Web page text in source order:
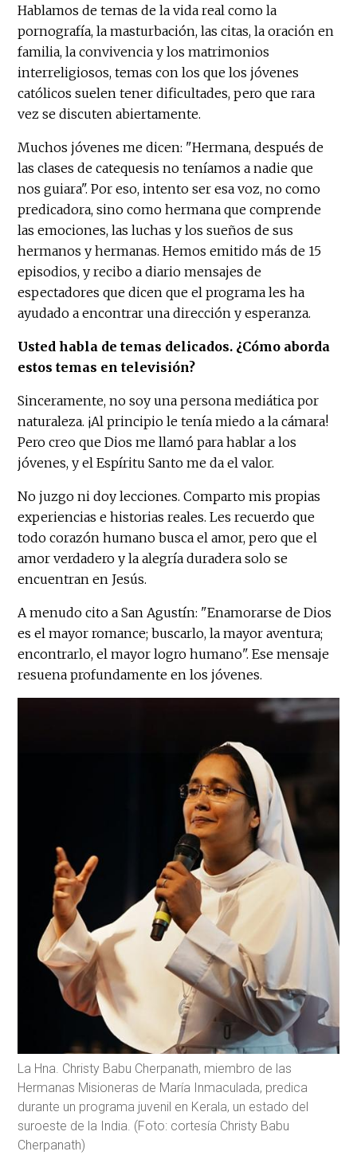
Hablamos de temas de la vida real como la
pornografía, la masturbación, las citas, la oración en
familia, la convivencia y los matrimonios
interreligiosos, temas con los que los jóvenes
católicos suelen tener dificultades, pero que rara
vez se discuten abiertamente.
Muchos jóvenes me dicen: "Hermana, después de
las clases de catequesis no teníamos a nadie que
nos guiara". Por eso, intento ser esa voz, no como
predicadora, sino como hermana que comprende
las emociones, las luchas y los sueños de sus
hermanos y hermanas. Hemos emitido más de 15
episodios, y recibo a diario mensajes de
espectadores que dicen que el programa les ha
ayudado a encontrar una dirección y esperanza.
Usted habla de temas delicados. ¿Cómo aborda
estos temas en televisión?
Sinceramente, no soy una persona mediática por
naturaleza. ¡Al principio le tenía miedo a la cámara!
Pero creo que Dios me llamó para hablar a los
jóvenes, y el Espíritu Santo me da el valor.
No juzgo ni doy lecciones. Comparto mis propias
experiencias e historias reales. Les recuerdo que
todo corazón humano busca el amor, pero que el
amor verdadero y la alegría duradera solo se
encuentran en Jesús.
A menudo cito a San Agustín: "Enamorarse de Dios
es el mayor romance; buscarlo, la mayor aventura;
encontrarlo, el mayor logro humano". Ese mensaje
resuena profundamente en los jóvenes.
La Hna. Christy Babu Cherpanath, miembro de las
Hermanas Misioneras de María Inmaculada, predica
durante un programa juvenil en Kerala, un estado del
suroeste de la India. (Foto: cortesía Christy Babu
Cherpanath)